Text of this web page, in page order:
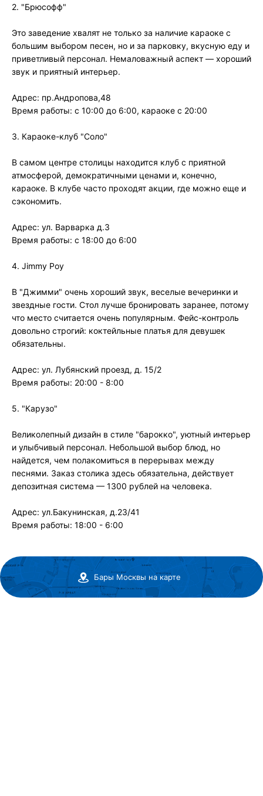
2. "Брюсофф"
Это заведение хвалят не только за наличие караоке с
большим выбором песен, но и за парковку, вкусную еду и
приветливый персонал. Немаловажный аспект — хороший
звук и приятный интерьер.
Адрес: пр.Андропова,48
Время работы: с 10:00 до 6:00, караоке с 20:00
3. Караоке-клуб "Соло"
В самом центре столицы находится клуб с приятной
атмосферой, демократичными ценами и, конечно,
караоке. В клубе часто проходят акции, где можно еще и
сэкономить.
Адрес: ул. Варварка д.3
Время работы: с 18:00 до 6:00
4. Jimmy Poy
В "Джимми" очень хороший звук, веселые вечеринки и
звездные гости. Стол лучше бронировать заранее, потому
что место считается очень популярным. Фейс-контроль
довольно строгий: коктейльные платья для девушек
обязательны.
Адрес: ул. Лубянский проезд, д. 15/2
Время работы: 20:00 - 8:00
5. "Карузо"
Великолепный дизайн в стиле "барокко", уютный интерьер
и улыбчивый персонал. Небольшой выбор блюд, но
найдется, чем полакомиться в перерывах между
песнями. Заказ столика здесь обязательна, действует
депозитная система — 1300 рублей на человека.
Адрес: ул.Бакунинская, д.23/41
Время работы: 18:00 - 6:00
Бары Москвы на карте